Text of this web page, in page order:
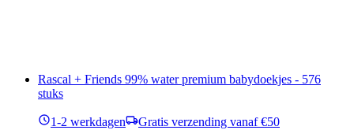
Rascal + Friends 99% water premium babydoekjes - 576
stuks
1-2 werkdagen Gratis verzending vanaf €50